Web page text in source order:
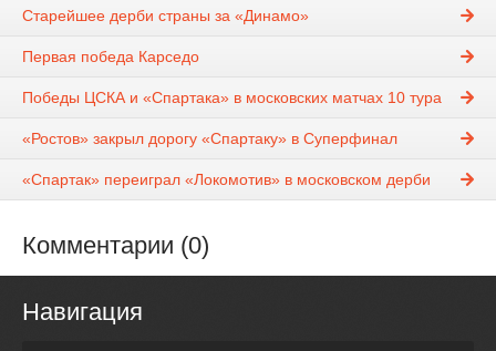
Старейшее дерби страны за «Динамо»
Первая победа Карседо
Победы ЦСКА и «Спартака» в московских матчах 10 тура
«Ростов» закрыл дорогу «Спартаку» в Суперфинал
«Спартак» переиграл «Локомотив» в московском дерби
Комментарии (0)
Навигация